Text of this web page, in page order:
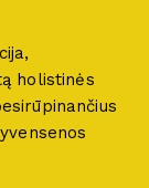
holistinės